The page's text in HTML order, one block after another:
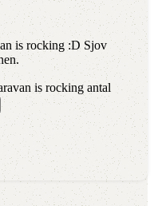
is rocking :D Sjov
is rocking antal